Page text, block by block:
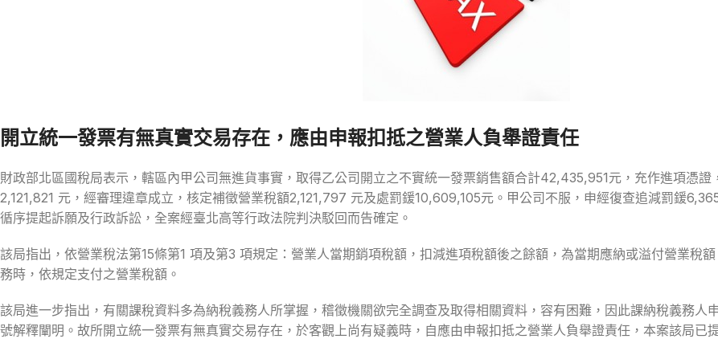
開立統一發票有無真實交易存在，應由申報扣抵之營業人負舉證責任
財政部北區國稅局表示，轄區內甲公司無進貨事實，取得乙公司開立之不實統一發票銷售額合計42,435,951元，充作進項憑證
2,121,821 元，經審理違章成立，核定補徵營業稅額2,121,797 元及處罰鍰10,609,105元。甲公司不服，申經復查追減罰鍰
循序提起訴願及行政訴訟，全案經臺北高等行政法院判決駁回而告確定。
該局指出，依營業稅法第15條第1 項及第3 項規定：營業人當期銷項稅額，扣減進項稅額後之餘額，為當期應納或溢付營業稅
務時，依規定支付之營業稅額。
該局進一步指出，有關課稅資料多為納稅義務人所掌握，稽徵機關欲完全調查及取得相關資料，容有困難，因此課納稅義務人
號解釋闡明。故所開立統一發票有無真實交易存在，於客觀上尚有疑義時，自應由申報扣抵之營業人負舉證責任，本案該局已